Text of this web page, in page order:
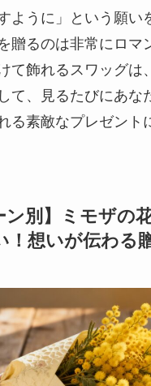
ように」という願い
贈るのは非常にロマ
て飾れるスワッグは
て、見るたびにあな
る素敵なプレゼント
ン別】ミモザの
！想いが伝わる